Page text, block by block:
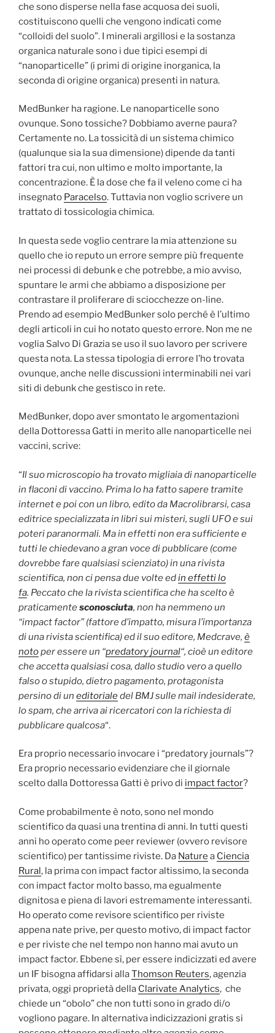
che sono disperse nella fase acquosa dei suoli,
costituiscono quelli che vengono indicati come
“colloidi del suolo”. I minerali argillosi e la sostanza
organica naturale sono i due tipici esempi di
“nanoparticelle” (i primi di origine inorganica, la
seconda di origine organica) presenti in natura.
MedBunker ha ragione. Le nanoparticelle sono
ovunque. Sono tossiche? Dobbiamo averne paura?
Certamente no. La tossicità di un sistema chimico
(qualunque sia la sua dimensione) dipende da tanti
fattori tra cui, non ultimo e molto importante, la
concentrazione. È la dose che fa il veleno come ci ha
insegnato Paracelso. Tuttavia non voglio scrivere un
trattato di tossicologia chimica.
In questa sede voglio centrare la mia attenzione su
quello che io reputo un errore sempre più frequente
nei processi di debunk e che potrebbe, a mio avviso,
spuntare le armi che abbiamo a disposizione per
contrastare il proliferare di sciocchezze on-line.
Prendo ad esempio MedBunker solo perché è l’ultimo
degli articoli in cui ho notato questo errore. Non me ne
voglia Salvo Di Grazia se uso il suo lavoro per scrivere
questa nota. La stessa tipologia di errore l’ho trovata
ovunque, anche nelle discussioni interminabili nei vari
siti di debunk che gestisco in rete.
MedBunker, dopo aver smontato le argomentazioni
della Dottoressa Gatti in merito alle nanoparticelle nei
vaccini, scrive:
“Il suo microscopio ha trovato migliaia di nanoparticelle
in flaconi di vaccino. Prima lo ha fatto sapere tramite
internet e poi con un libro, edito da Macrolibrarsi, casa
editrice specializzata in libri sui misteri, sugli UFO e sui
poteriparanormali. Ma in effetti non era sufficiente e
tutti le chiedevano a gran voce di pubblicare (come
dovrebbe fare qualsiasi scienziato) in una rivista
scientifica, non ci pensa due volte edin effetti lo
fa. Peccato che la rivista scientifica che ha scelto è
praticamentesconosciuta, non ha nemmeno un
“impact factor” (fattore d’impatto, misura l’importanza
di una rivista scientifica) ed il suo editore, Medcrave, è
notoper essere un “predatory journal“, cioè un editore
che accetta qualsiasi cosa, dallo studio vero a quello
falso o stupido, dietro pagamento, protagonista
persino di un editorialedel BMJ sulle mail indesiderate,
lo spam, che arriva ai ricercatori con la richiesta di
pubblicare qualcosa“.
Era proprio necessario invocare i “predatory journals”?
Era proprio necessario evidenziare che il giornale
scelto dalla Dottoressa Gatti è privo di impact factor?
Come probabilmente è noto, sono nel mondo
scientifico da quasi una trentina di anni. In tutti questi
anni ho operato come peer reviewer (ovvero revisore
scientifico) per tantissime riviste. Da Nature a Ciencia
Rural, la prima con impact factor altissimo, la seconda
con impact factor molto basso, ma egualmente
dignitosa e piena di lavori estremamente interessanti.
Ho operato come revisore scientifico per riviste
appena nate prive, per questo motivo, di impact factor
e per riviste che nel tempo non hanno mai avuto un
impact factor. Ebbene sì, per essere indicizzati ed avere
un IF bisogna affidarsi allaThomson Reuters, agenzia
privata, oggi proprietà della Clarivate Analytics, che
chiede un “obolo” che non tutti sono in grado di/o
vogliono pagare. In alternativa indicizzazioni gratis si